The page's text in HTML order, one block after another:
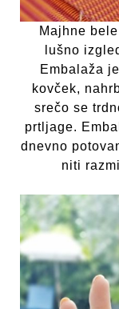
Majhne
lušno
Embalaža
kovček,
srečo se
prtljage.
dnevno
niti